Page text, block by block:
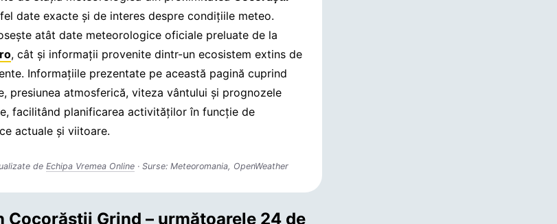
date exacte și de interes despre condițiile meteo.
atât date meteorologice oficiale preluate de la
, cât și informații provenite dintr-un ecosistem extins de
Informațiile prezentate pe această pagină cuprind
presiunea atmosferică, viteza vântului și prognozele
facilitând planificarea activităților în funcție de
actuale și viitoare.
deEchipa Vremea Online · Surse: Meteoromania, OpenWeather
Cocorăştii Grind – următoarele 24 de